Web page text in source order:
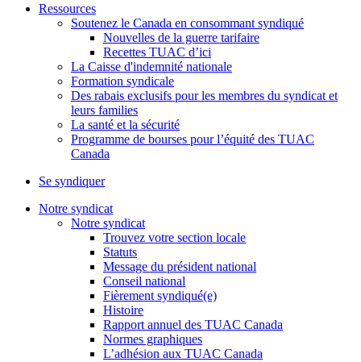
Ressources
Soutenez le Canada en consommant syndiqué
Nouvelles de la guerre tarifaire
Recettes TUAC d’ici
La Caisse d'indemnité nationale
Formation syndicale
Des rabais exclusifs pour les membres du syndicat et
leurs families
La santé et la sécurité
Programme de bourses pour l’équité des TUAC
Canada
Se syndiquer
Notre syndicat
Notre syndicat
Trouvez votre section locale
Statuts
Message du président national
Conseil national
Fièrement syndiqué(e)
Histoire
Rapport annuel des TUAC Canada
Normes graphiques
L’adhésion aux TUAC Canada